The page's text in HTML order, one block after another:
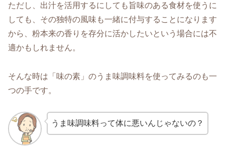
ただし、出汁を活用するにしても旨味のある食材を使うに
しても、その独特の風味も一緒に付与することになります
から、粉本来の香りを存分に活かしたいという場合には不
適かもしれません。
そんな時は「味の素」のうま味調味料を使ってみるのも一
つの手です。
うま味調味料って体に悪いんじゃないの？